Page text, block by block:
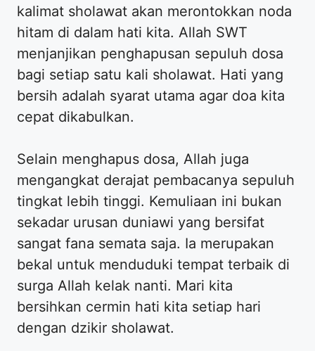
kalimat sholawat akan merontokkan noda
hitam di dalam hati kita. Allah SWT
menjanjikan penghapusan sepuluh dosa
bagi setiap satu kali sholawat. Hati yang
bersih adalah syarat utama agar doa kita
cepat dikabulkan.
Selain menghapus dosa, Allah juga
mengangkat derajat pembacanya sepuluh
tingkat lebih tinggi. Kemuliaan ini bukan
sekadar urusan duniawi yang bersifat
sangat fana semata saja. Ia merupakan
bekal untuk menduduki tempat terbaik di
surga Allah kelak nanti. Mari kita
bersihkan cermin hati kita setiap hari
dengan dzikir sholawat.